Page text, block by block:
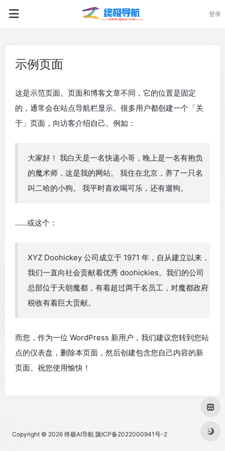
登录
示例页面
这是示范页面。页面和博客文章不同，它的位置是固定
的，通常会在站点导航栏显示。很多用户都创建一个「关
于」页面，向访客介绍自己。例如：
大家好！ 我白天是一名快递小哥，晚上是一名有抱负
的魔术师，这是我的网站。 我住在北京，养了一只名
叫二哈的小狗。 我平时喜欢喝可乐，还有遛狗。
……或这个：
XYZ Doohickey 公司成立于 1971 年，自从建立以来，
我们一直向社会贡献着优秀 doohickies。我们的公司
总部位于天朝魔都，有着超过两千名员工，对魔都政府
税收有着巨大贡献。
而您，作为一位 WordPress 新用户，我们建议您转到您站
点的仪表盘 ，删除本页面，然后创建包含您自己内容的新
页面。祝您使用愉快！
Copyright © 2026 终极AI导航 陇ICP备2022000941号-2